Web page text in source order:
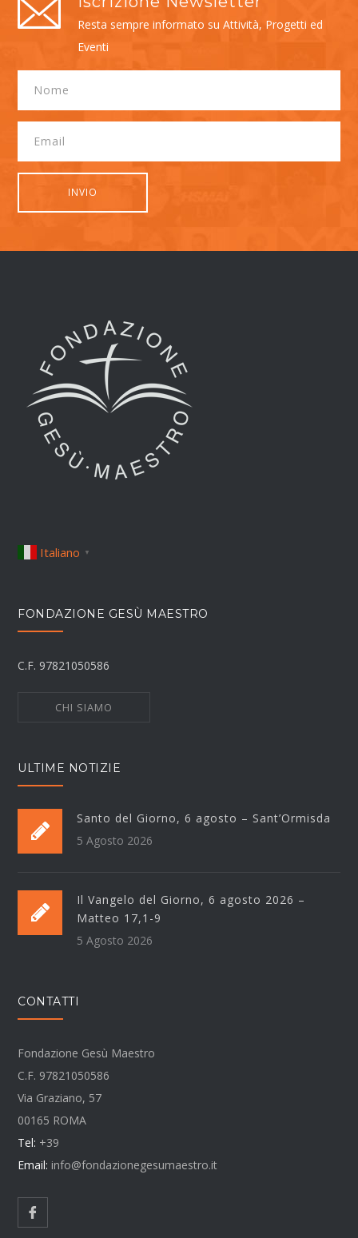
Resta sempre informato su Attività, Progetti ed
Eventi
Italiano ▼
FONDAZIONE GESÙ MAESTRO
C.F. 97821050586
CHI SIAMO
ULTIME NOTIZIE
Santo del Giorno, 6 agosto – Sant’Ormisda
5 Agosto 2026
Il Vangelo del Giorno, 6 agosto 2026 –
Matteo 17,1-9
5 Agosto 2026
CONTATTI
Fondazione Gesù Maestro
C.F. 97821050586
Via Graziano, 57
00165 ROMA
Tel: +39
Email: info@fondazionegesumaestro.it